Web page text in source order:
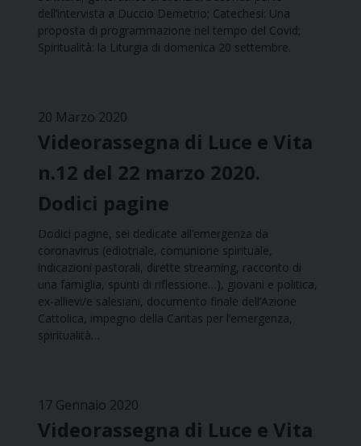
dell’intervista a Duccio Demetrio; Catechesi: Una
proposta di programmazione nel tempo del Covid;
Spiritualità: la Liturgia di domenica 20 settembre.
20 Marzo 2020
Videorassegna di Luce e Vita
n.12 del 22 marzo 2020.
Dodici pagine
Dodici pagine, sei dedicate all’emergenza da
coronavirus (ediotriale, comunione spirituale,
indicazioni pastorali, dirette streaming, racconto di
una famiglia, spunti di riflessione…), giovani e politica,
ex-allievi/e salesiani, documento finale dell’Azione
Cattolica, impegno della Caritas per l’emergenza,
spiritualità…
17 Gennaio 2020
Videorassegna di Luce e Vita